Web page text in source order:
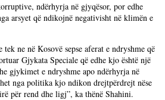
ndërhyrja në gjyqësor, por edhe
arsyet që ndikojnë negativisht në klimën e
ne në Kosovë sepse aferat e ndryshme që
Gjykata Speciale që edhe kjo është një
gjykimet e ndryshme apo ndërhyrja në
nga politika kjo ndikon drejtpërdrejt nëse
për rend dhe ligj”, ka thënë Shahini.